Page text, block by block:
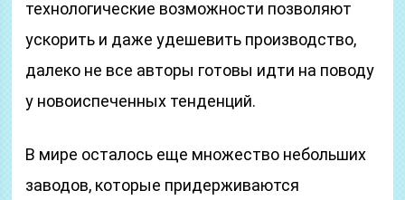
технологические возможности позволяют
ускорить и даже удешевить производство,
далеко не все авторы готовы идти на поводу
у новоиспеченных тенденций.
В мире осталось еще множество небольших
заводов, которые придерживаются